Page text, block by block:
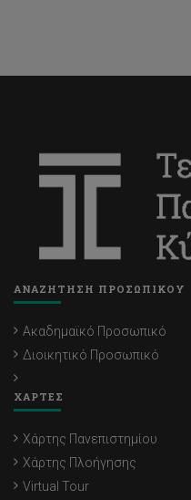
ΑΝΑΖΗΤΗΣΗ ΠΡΟΣΩΠΙΚΟΥ
Ακαδημαϊκό Προσωπικό
Διοικητικό Προσωπικό
ΧΑΡΤΕΣ
Χάρτης Πανεπιστημίου
Χάρτης Πλοήγησης
Virtual Tour